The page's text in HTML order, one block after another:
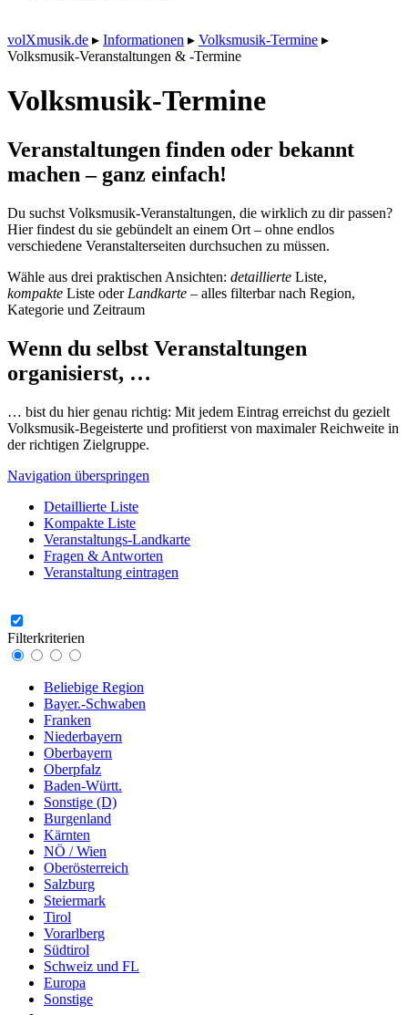
volXmusik.de ▸ Informationen ▸ Volksmusik-Termine ▸
Volksmusik-Veranstaltungen & -Termine
Volksmusik-Termine
Veranstaltungen finden oder bekannt
machen – ganz einfach!
Du suchst Volksmusik-Veranstaltungen, die wirklich zu dir passen?
Hier findest du sie gebündelt an einem Ort – ohne endlos
verschiedene Veranstalterseiten durchsuchen zu müssen.
Wähle aus drei praktischen Ansichten: detaillierte Liste,
kompakte Liste oder Landkarte – alles filterbar nach Region,
Kategorie und Zeitraum
Wenn du selbst Veranstaltungen
organisierst, …
… bist du hier genau richtig: Mit jedem Eintrag erreichst du gezielt
Volksmusik-Begeisterte und profitierst von maximaler Reichweite in
der richtigen Zielgruppe.
Navigation überspringen
Detaillierte Liste
Kompakte Liste
Veranstaltungs-Landkarte
Fragen & Antworten
Veranstaltung eintragen
Filterkriterien
Beliebige Region
Bayer.-Schwaben
Franken
Niederbayern
Oberbayern
Oberpfalz
Baden-Württ.
Sonstige (D)
Burgenland
Kärnten
NÖ / Wien
Oberösterreich
Salzburg
Steiermark
Tirol
Vorarlberg
Südtirol
Schweiz und FL
Europa
Sonstige